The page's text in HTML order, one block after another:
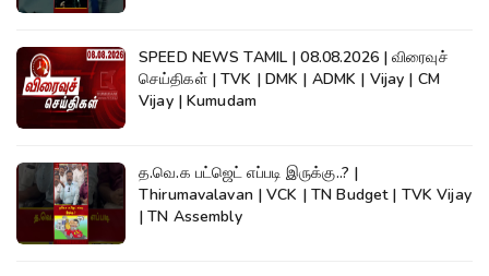
SPEED NEWS TAMIL | 08.08.2026 | விரைவுச்
செய்திகள் | TVK | DMK | ADMK | Vijay | CM
Vijay | Kumudam
த.வெ.க பட்ஜெட் எப்படி இருக்கு..? |
Thirumavalavan | VCK | TN Budget | TVK Vijay
| TN Assembly